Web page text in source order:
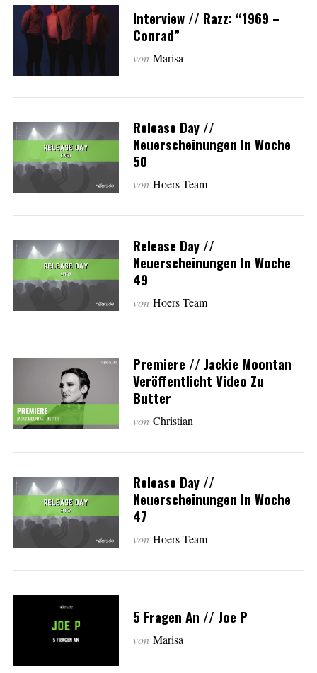
Interview // Razz: “1969 –
Conrad”
von Marisa
Release Day //
Neuerscheinungen In Woche
50
von Hoers Team
Release Day //
Neuerscheinungen In Woche
49
von Hoers Team
Premiere // Jackie Moontan
Veröffentlicht Video Zu
Butter
von Christian
Release Day //
Neuerscheinungen In Woche
47
von Hoers Team
5 Fragen An // Joe P
von Marisa